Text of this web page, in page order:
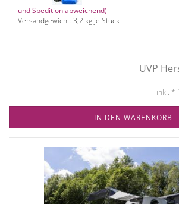
und Spedition abweichend)
Versandgewicht: 3,2 kg je Stück
UVP
inkl. *
IN DEN WARENKORB